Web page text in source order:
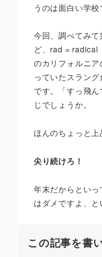
うのは面白い学校
今回、調べてみ
ど、 rad = radical
のカリフォルニ
っていたスラン
です。「すっ飛
じでしょうか。
ほんのちょっと上
尖り続けろ！
年末だからとい
はダメですよ、と
この記事を書